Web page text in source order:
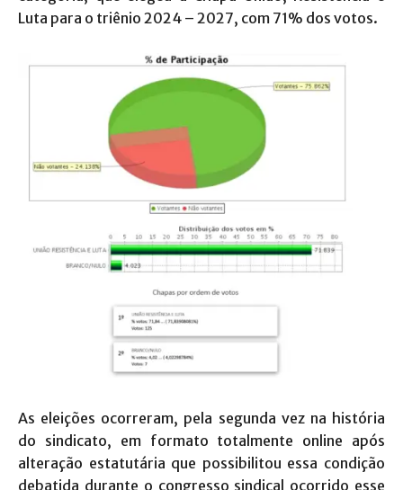
Luta para o triênio 2024 – 2027, com 71% dos votos.
As eleições ocorreram, pela segunda vez na história
do sindicato, em formato totalmente online após
alteração estatutária que possibilitou essa condição
debatida durante o congresso sindical ocorrido esse